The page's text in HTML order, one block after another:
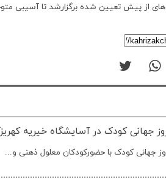
های از پیش تعیین شده برگزارشد تا آسیبی
جهانی کودک در آسایشگاه خیریه
جهانی کودک با حضورکودکان معلول ذهنی و...